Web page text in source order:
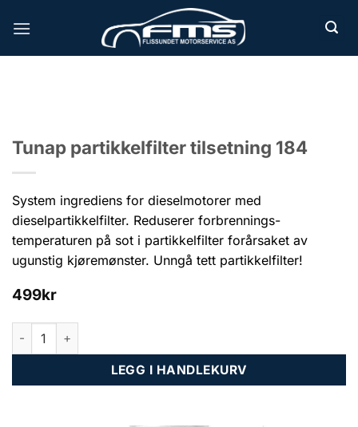
Tunap partikkelfilter tilsetning 184
System ingrediens for dieselmotorer med
dieselpartikkelfilter. Reduserer forbrennings-
temperaturen på sot i partikkelfilter forårsaket av
ugunstig kjøremønster. Unngå tett partikkelfilter!
499kr
Tunap partikkelfilter tilsetning 184 antall
LEGG I HANDLEKURV